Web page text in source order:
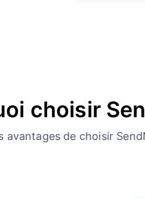
choisir
avantages de choisir